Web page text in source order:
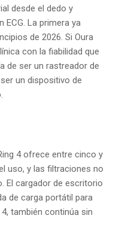
desde el dedo y
ECG. La primera ya
de 2026. Si Oura
con la fiabilidad que
de ser un rastreador de
un dispositivo de
4 ofrece entre cinco y
uso, y las filtraciones no
El cargador de escritorio
de carga portátil para
también continúa sin